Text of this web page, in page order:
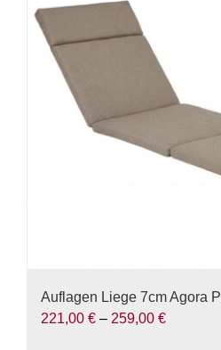
Auflagen Liege 7cm Agora
221,00 € – 259,00 €